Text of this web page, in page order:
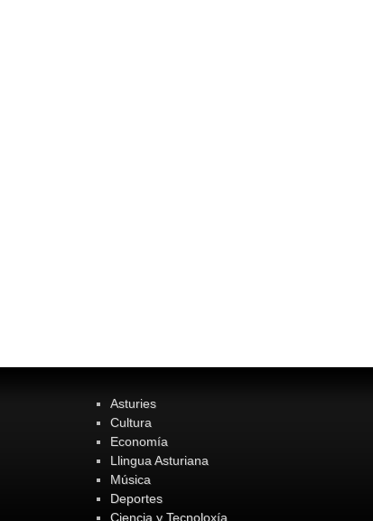
Asturies
Cultura
Economía
Llingua Asturiana
Música
Deportes
Ciencia y Tecnoloxía